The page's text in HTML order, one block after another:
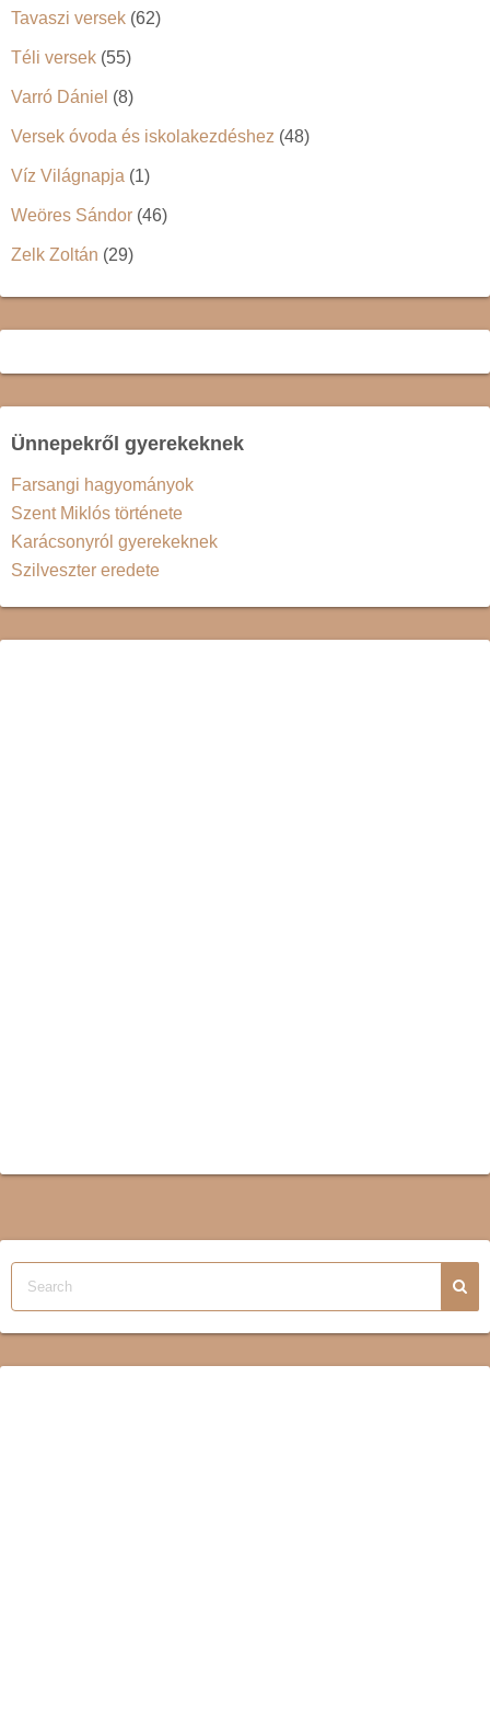
Tavaszi versek (62)
Téli versek (55)
Varró Dániel (8)
Versek óvoda és iskolakezdéshez (48)
Víz Világnapja (1)
Weöres Sándor (46)
Zelk Zoltán (29)
Ünnepekről gyerekeknek
Farsangi hagyományok
Szent Miklós története
Karácsonyról gyerekeknek
Szilveszter eredete